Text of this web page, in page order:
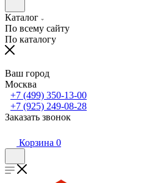
Каталог
По всему сайту
По каталогу
Ваш город
Москва
+7 (499) 350-13-00
+7 (925) 249-08-28
Заказать звонок
Корзина 0